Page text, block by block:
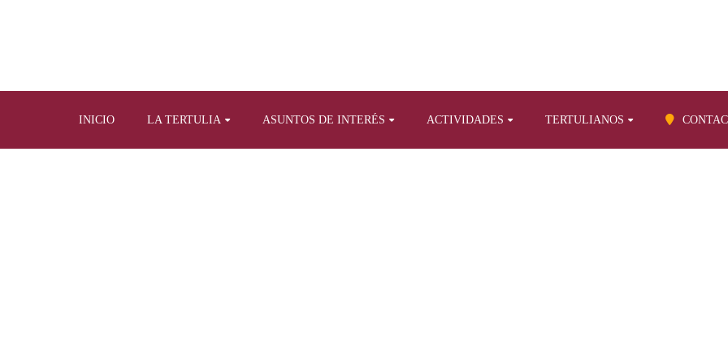
INICIO LA TERTULIA ASUNTOS DE INTERÉS ACTIVIDADES TERTULIANOS